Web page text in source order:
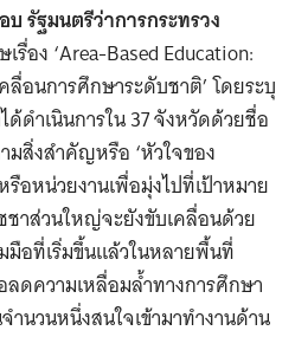
รัฐมนตรีว่าการกระทรวง
รื่อง ‘Area-Based Education:
อนการศึกษาระดับชาติ’ โดยระบุ
ดำเนินการใน 37 จังหวัดด้วยชื่อ
มสิ่งสำคัญหรือ ‘หัวใจของ
อหน่วยงานเพื่อมุ่งไปที่เป้าหมาย
าส่วนใหญ่จะยังขับเคลื่อนด้วย
อที่เริ่มขึ้นแล้วในหลายพื้นที่
ดความเหลื่อมล้ำทางการศึกษา
นวนหนึ่งสนใจเข้ามาทำงานด้าน